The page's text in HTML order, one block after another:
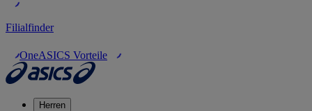
Filialfinder
OneASICS Vorteile
Herren